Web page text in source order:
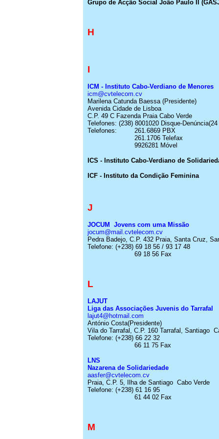
Grupo de Acção Social João Paulo II
H
I
ICM - Instituto Cabo-Verdiano de Menores
icm@cvtelecom.cv
Marilena Catunda Baessa(Presidente)
Avenida Cidade de Lisboa
C.P. 49 C Fazenda Praia Cabo Verde
Telefones: (238) 8001020 Disque-Denúncia(24
Telefones:
261.6869 PBX
261.1706 Telefax
9926281 Móvel
ICS - Instituto Cabo-Verdiano de
ICF - Instituto da Condição Feminina
J
JOCUM
Jovens com uma Missão
jocum@mail.cvtelecom.cv
Pedra Badejo, C.P. 432 Praia, Santa Cruz,
Telefone: (+238) 69 18 56 / 93 17 48
69 18 56 Fax
L
LAJUT
Liga das Associações Juvenis do Tarrafal
lajut4@hotmail.com
António Costa(Presidente)
Vila do Tarrafal , C.P. 160 Tarrafal , Santiago
Telefone: (+238) 66 22 32
66 11 75 Fax
LNS
Nazarena de Solidariedade
aasfer@cvtelecom.cv
Praia, C.P. 5, Ilha de Santiago Cabo Verde
Telefone: (+238) 61 16 95
61 44 02 Fax
M